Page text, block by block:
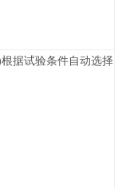
据试验条件自动选择